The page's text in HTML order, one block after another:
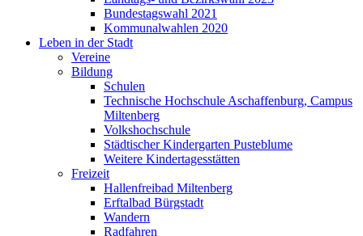
Bundestagswahl 2021
Kommunalwahlen 2020
Leben in der Stadt
Vereine
Bildung
Schulen
Technische Hochschule Aschaffenburg, Campus
Miltenberg
Volkshochschule
Städtischer Kindergarten Pusteblume
Weitere Kindertagesstätten
Freizeit
Hallenfreibad Miltenberg
Erftalbad Bürgstadt
Wandern
Radfahren